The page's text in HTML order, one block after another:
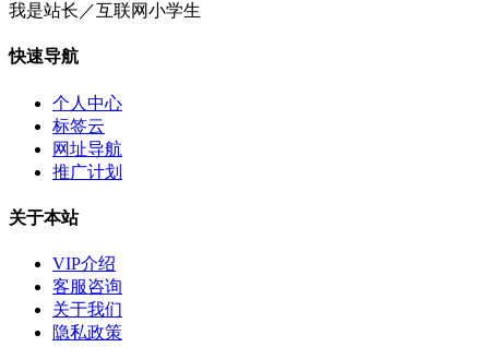
我是站长／互联网小学生
快速导航
个人中心
标签云
网址导航
推广计划
关于本站
VIP介绍
客服咨询
关于我们
隐私政策